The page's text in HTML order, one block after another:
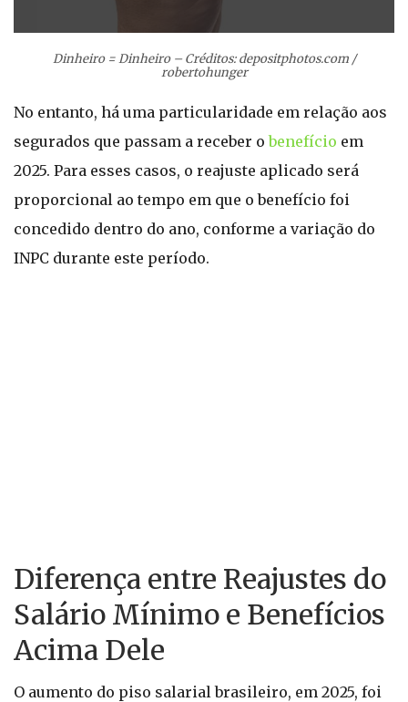
Dinheiro = Dinheiro – Créditos: depositphotos.com /
robertohunger
No entanto, há uma particularidade em relação aos
segurados que passam a receber obenefício em
2025. Para esses casos, o reajuste aplicado será
proporcional ao tempo em que o benefício foi
concedido dentro do ano, conforme a variação do
INPC durante este período.
Diferença entre Reajustes do
Salário Mínimo e Benefícios
Acima Dele
O aumento do piso salarial brasileiro, em 2025, foi